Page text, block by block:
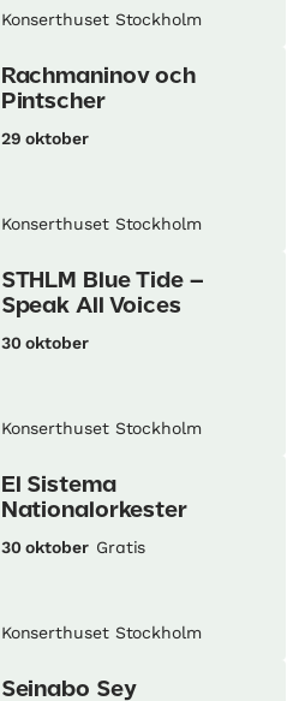
Konserthuset Stockholm
Rachmaninov och
Pintscher
29 oktober
Konserthuset Stockholm
STHLM Blue Tide –
Speak All Voices
30 oktober
Konserthuset Stockholm
El Sistema
Nationalorkester
30 oktober Gratis
Konserthuset Stockholm
Seinabo Sey